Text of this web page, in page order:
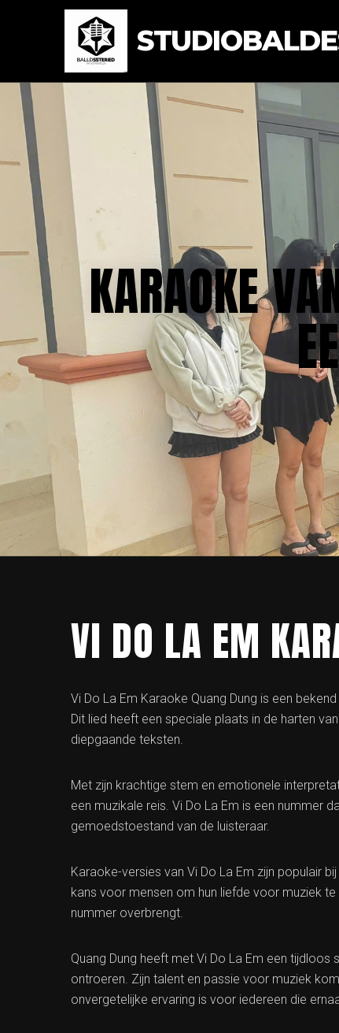
KARAOKE
VI DO LA EM
Vi Do La Em Karaoke Quang Dung is een
Dit lied heeft een speciale plaats in de harten
diepgaande teksten.
Met zijn krachtige stem en emotionele
een muzikale reis. Vi Do La Em is een nummer
gemoedstoestand van de luisteraar.
Karaoke-versies van Vi Do La Em zijn populair
kans voor mensen om hun liefde voor muziek
nummer overbrengt.
Quang Dung heeft met Vi Do La Em een
ontroeren. Zijn talent en passie voor muziek
onvergetelijke ervaring is voor iedereen die